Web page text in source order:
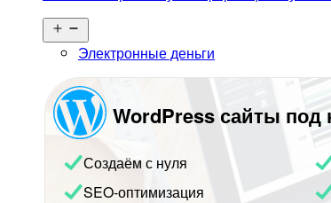
меню
Электронные деньги
WordPress сайты под
Создаём с нуля
SEO-оптимизация